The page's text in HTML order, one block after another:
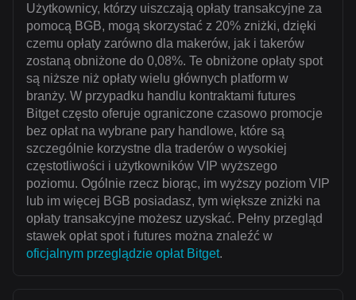
Użytkownicy, którzy uiszczają opłaty transakcyjne za
pomocą BGB, mogą skorzystać z 20% zniżki, dzięki
czemu opłaty zarówno dla makerów, jak i takerów
zostaną obniżone do 0,08%. Te obniżone opłaty spot
są niższe niż opłaty wielu głównych platform w
branży. W przypadku handlu kontraktami futures
Bitget często oferuje ograniczone czasowo promocje
bez opłat na wybrane pary handlowe, które są
szczególnie korzystne dla traderów o wysokiej
częstotliwości i użytkowników VIP wyższego
poziomu. Ogólnie rzecz biorąc, im wyższy poziom VIP
lub im więcej BGB posiadasz, tym większe zniżki na
opłaty transakcyjne możesz uzyskać. Pełny przegląd
stawek opłat spot i futures można znaleźć w
oficjalnym przeglądzie opłat Bitget.